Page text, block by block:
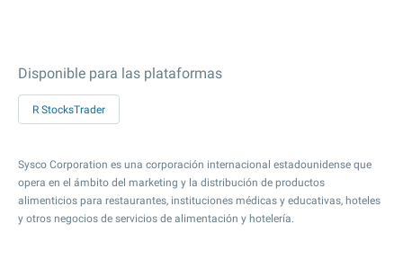
Disponible para las plataformas
R StocksTrader
Sysco Corporation es una corporación internacional estadounidense que
opera en el ámbito del marketing y la distribución de productos
alimenticios para restaurantes, instituciones médicas y educativas, hoteles
y otros negocios de servicios de alimentación y hotelería.